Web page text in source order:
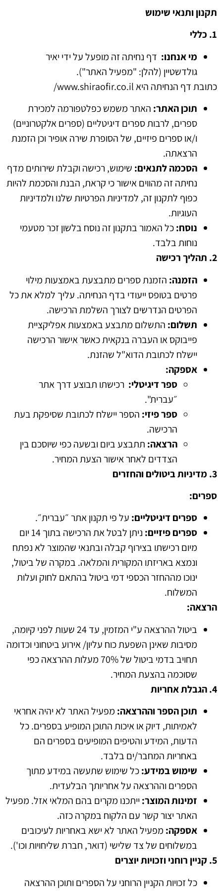
תקנוןותנאי שימוש
1. כללי
מיאנחנו: דף נחיתה זה מופעל על ידי יאיר
גולדשטיין (להלן: "מפעיל האתר").
כתובתדף הנחיתה היא
תוכןהאתר: האתר משמש כפלטפורמה למכירת
ספרים, לרבות ספרים דיגיטליים (ספרים אלקטרוניים)
ו/או ספרים פיזיים, של הסופרת שירה אופיר וכן הזמנת
הרצאתה.
הסכמהלתנאים: שימוש, רכישה וקבלת שירותים מדף
נחיתה זה מהווים אישור כי קראת, הבנת והסכמת להיות
כפוף לתקנון זה, למדיניות הפרטיות שלנו ולמדיניות
העוגיות.
נוסח:כל האמור בתקנון זה נוסח בלשון זכר מטעמי
נוחות בלבד.
2. תהליךרכישה
הזמנה: הזמנת ספרים מתבצעת באמצעות מילוי
פרטים בטופס ייעודי בדף הנחיתה. עליך למלא את כל
הפרטים הנדרשים לצורך השלמת הרכישה.
תשלום: התשלום מתבצע באמצעותאפליקציית
פייבוקס או העברה בנקאית כאשר אישור הרכישה
יישלח לכתובת הדוא"ל שהזנת.
אספקה:
ספרדיגיטלי: רכישתו תבוצע דרך אתר
״עברית".
ספרפיזי: הספר יישלח לכתובת שסיפקת בעת
הרכישה.
הרצאה: תתבצע ביום ובשעה כפי שיוסכם בין
הצדדים לאחר אישור הצעת המחיר.
3. מדיניותביטוליםוהחזרים
ספרים:
ספרים דיגיטליים: על פי תקנון אתר ״עברית״.
ספריםפיזיים: ניתן לבטל את הרכישה בתוך
יום
מיום רכישתו בצירוף קבלה ובתנאי שהמוצר לא נפתח
ונמצא באריזתו המקורית והמלאה. במקרה של ביטול,
ינוכו מההחזר הכספי דמי ביטול בהתאם לחוק ועלות
המשלוח.
הרצאה:
ביטול ההרצאה ע"י המזמין, עד שעות לפני קיומה,
מסיבות שאינן השפעת כוח עליון/אירוע ביטחוני וכדומה
תחויב בדמי ביטול של
מעלות ההרצאה כפי
שסוכמה בהצעת המחיר.
4. הגבלתאחריות
תוכןהספרוההרצאה: מפעיל האתר לא יהיה אחראי
לאמיתות, דיוק או איכות התוכן המופיע בספרים.כל
הדעות, המידע והטיפים המופיעים בספרים הם
באחריות המחבר/ים בלבד.
שימושבמידע:כל שימוש שתעשה במידע מתוך
הספרים וההרצאה על אחריותך הבלעדית.
זמינותהמוצר:ייתכנו מקרים בהם המלאי אזל. מפעיל
האתר יצור קשר עם הלקוח במקרה כזה.
אספקה: מפעיל האתר לא ישא באחריות לעיכובים
במשלוחים של צד שלישי (דואר, חברת שליחויות וכו').
5. קניין רוחניוזכויותיוצרים
כל זכויות הקניין הרוחני על הספרים ותוכן ההרצאה